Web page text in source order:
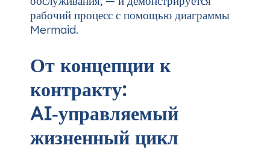
рабочий процесс с помощью диаграммы
Mermaid.
От концепции к
контракту:
AI‑управляемый
жизненный цикл